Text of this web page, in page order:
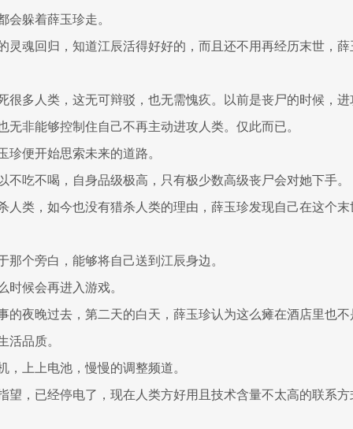
会躲着薛玉珍走。
灵魂回归，知道江辰活得好好的，而且还不用再经历末世，
很多人类，这无可辩驳，也无需愧疚。以前是丧尸的时候，
无非能够控制住自己不再主动进攻人类。仅此而已。
珍便开始思索未来的道路。
不吃不喝，自身品级极高，只有极少数高级丧尸会对她下手。
人类，如今也没有猎杀人类的理由，薛玉珍发现自己在这个
那个旁白，能够将自己送到江辰身边。
时候会再进入游戏。
的夜晚过去，第二天的白天，薛玉珍认为这么瘫在酒店里也
活品质。
，上上电池，慢慢的调整频道。
望，已经停电了，现在人类方好用且技术含量不太高的联系